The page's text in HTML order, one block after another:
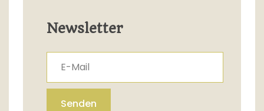
Newsletter
E-Mail
Senden